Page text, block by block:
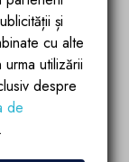
și
cu alte
utilizării
despre
de
.